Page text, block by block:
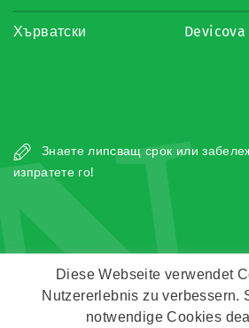
Хърватски
Знаете липсващ срок или
изпратете го!
Copyright © Zeitz
Diese Webseite verwendet
Nutzererlebnis zu verbessern.
notwendige Cookies